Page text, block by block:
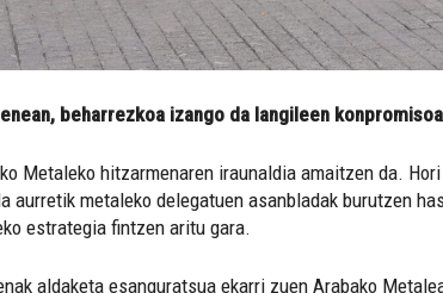
beharrezkoa izango da langileen
Metaleko hitzarmenaren iraunaldia amaitzen da.
aurretik metaleko delegatuen asanbladak burutzen
estrategia fintzen aritu gara.
aldaketa esanguratsua ekarri zuen Arabako